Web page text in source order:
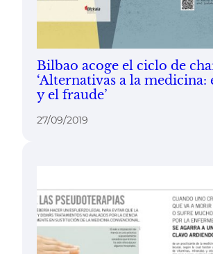
Bilbao acoge el ciclo de
‘Alternativas a la medicina:
y el fraude’
27/09/2019